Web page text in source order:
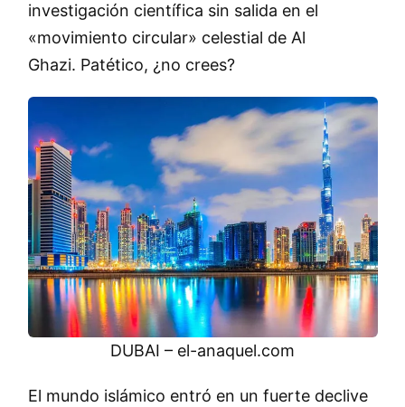
investigación científica sin salida en el
«movimiento circular» celestial de Al
Ghazi. Patético, ¿no crees?
DUBAI – el-anaquel.com
El mundo islámico entró en un fuerte declive